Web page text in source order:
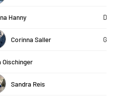
Hanny
Corinna Saller
Oischinger
Sandra Reis